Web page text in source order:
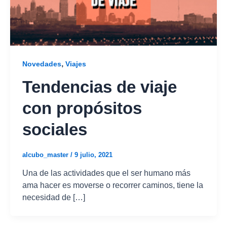
Novedades, Viajes
Tendencias de viaje
con propósitos
sociales
alcubo_master / 9 julio, 2021
Una de las actividades que el ser humano más
ama hacer es moverse o recorrer caminos, tiene la
necesidad de […]